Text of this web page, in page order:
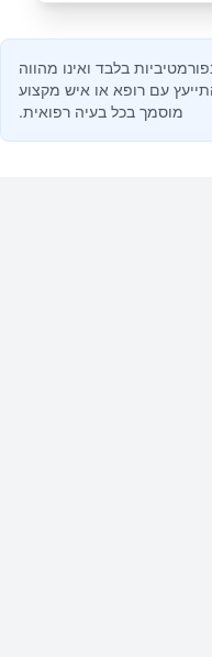
בלבד ואינו מהווה
עם רופא או איש מקצוע
מוסמך בכל בעיה רפואית.